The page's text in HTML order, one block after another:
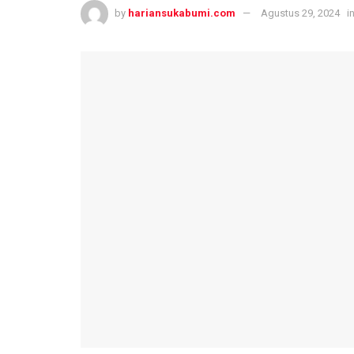
by hariansukabumi.com Agustus 29, 2024 in